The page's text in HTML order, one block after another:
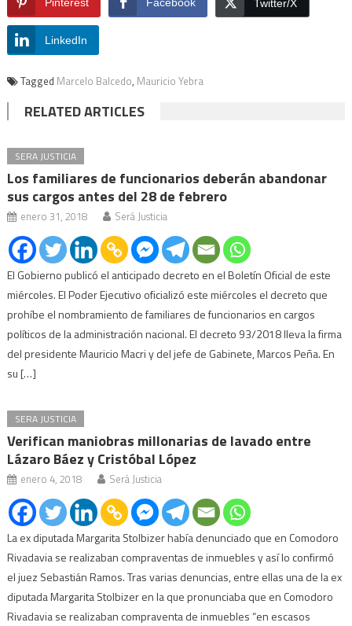
Twitter/X
LinkedIn
Tagged Marcelo Balcedo, Mauricio Yebra
RELATED ARTICLES
SERA JUSTICIA
Los familiares de funcionarios deberán abandonar
sus cargos antes del 28 de febrero
enero 31, 2018 Será Justicia
El Gobierno publicó el anticipado decreto en el Boletín Oficial de este
miércoles. El Poder Ejecutivo oficializó este miércoles el decreto que
prohíbe el nombramiento de familiares de funcionarios en cargos
políticos de la administración nacional. El decreto 93/2018 lleva la firma
del presidente Mauricio Macri y del jefe de Gabinete, Marcos Peña. En
su […]
SERA JUSTICIA
Verifican maniobras millonarias de lavado entre
Lázaro Báez y Cristóbal López
enero 4, 2018 Será Justicia
La ex diputada Margarita Stolbizer había denunciado que en Comodoro
Rivadavia se realizaban compraventas de inmuebles y así lo confirmó
el juez Sebastián Ramos. Tras varias denuncias, entre ellas una de la ex
diputada Margarita Stolbizer en la que pronunciaba que en Comodoro
Rivadavia se realizaban compraventa de inmuebles “en escasos